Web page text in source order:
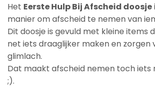
Het Eerste Hulp Bij Afscheid doosje
manier om afscheid te nemen van
Dit doosje is gevuld met kleine items
net iets draaglijker maken en zorgen
glimlach.
Dat maakt afscheid nemen toch iets
;).